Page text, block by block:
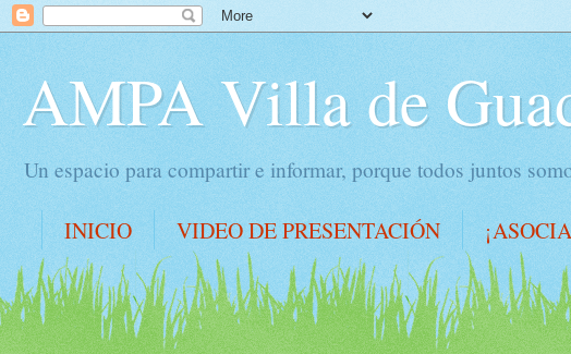
AMPA Villa de
Un espacio para compartir e informar, porque todos juntos
INICIO VIDEO DE PRESENTACIÓN